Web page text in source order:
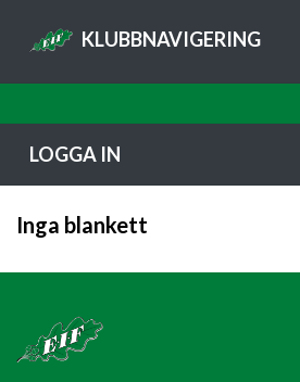
KLUBBNAVIGERING
LOGGA IN
Inga blankett